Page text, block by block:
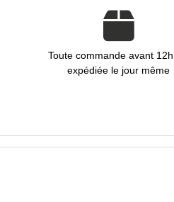
Toute commande avant
expédiée le jour même